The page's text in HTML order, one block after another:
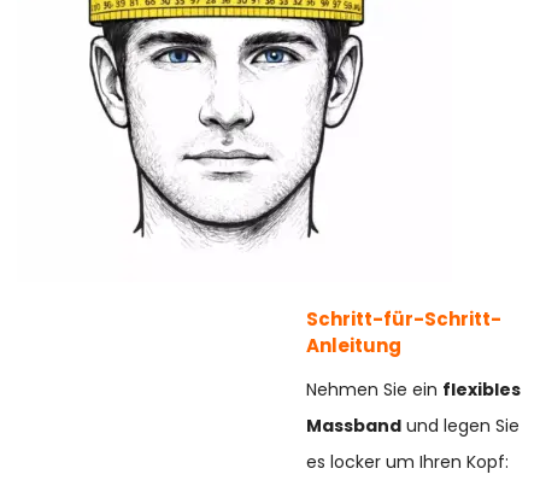
Schritt-für-Schritt-
Anleitung
Nehmen Sie ein flexibles
Massband und legen Sie
es locker um Ihren Kopf: